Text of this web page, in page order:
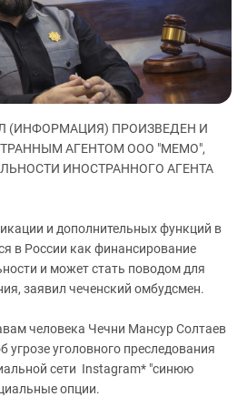
ЗАСТАВЛЯЕТ
КАВКАЗ ЗА ПАЛЕСТИНУ
ИНАКОМЫСЛИЕ В ЧЕЧНЕ
ПРЕСЛЕДОВАНИЕ АКТИВИСТОВ
МОБИЛИЗАЦИЯ И ПРОТЕСТЫ
(ИНФОРМАЦИЯ) ПРОИЗВЕДЕН И
АГЕНТОМ ООО "МЕМО",
ИНОСТРАННОГО АГЕНТА
и дополнительных функций в
в России как финансирование
и может стать поводом для
заявил чеченский омбудсмен.
человека Чечни Мансур Солтаев
угрозе уголовного преследования
сети Instagram* "синюю
опции.